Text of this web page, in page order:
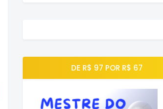
DE R$ 97 POR R$ 67